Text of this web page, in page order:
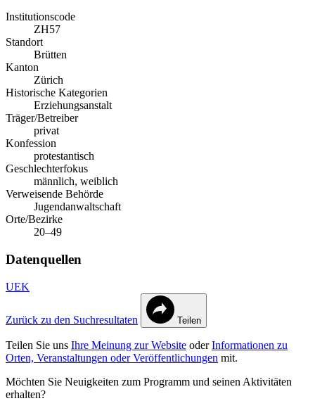
Institutionscode
ZH57
Standort
Brütten
Kanton
Zürich
Historische Kategorien
Erziehungsanstalt
Träger/Betreiber
privat
Konfession
protestantisch
Geschlechterfokus
männlich, weiblich
Verweisende Behörde
Jugendanwaltschaft
Orte/Bezirke
20–49
Datenquellen
UEK
Zurück zu den Suchresultaten Teilen
Teilen Sie uns Ihre Meinung zur Website oderInformationen zu
Orten, Veranstaltungen oder Veröffentlichungen mit.
Möchten Sie Neuigkeiten zum Programm und seinen Aktivitäten
erhalten?